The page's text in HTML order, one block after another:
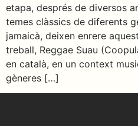
etapa, després de diversos
temes clàssics de diferents
jamaicà, deixen enrere
treball, Reggae Suau
en català, en un context
gèneres […]